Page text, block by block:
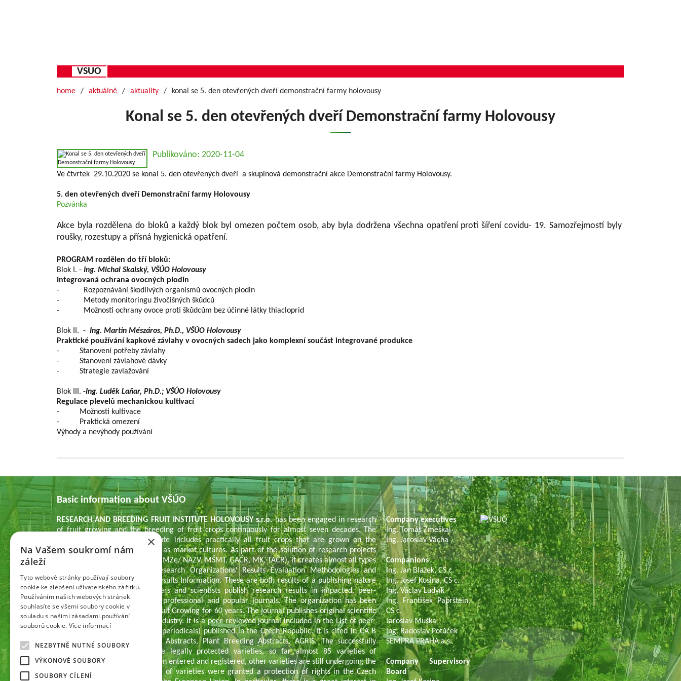
VSUO
home aktuálně aktuality konal se 5. den otevřených dveří demonstrační farmy holovousy
Konal se 5. den otevřených dveří Demonstrační farmy Holovousy
Publikováno: 2020-11-04
Ve čtvrtek 29.10.2020 se konal 5. den otevřených dveří a skupinová demonstrační akce Demonstrační farmy Holovousy.
5. den otevřených dveří Demonstrační farmy Holovousy
Pozvánka
Akce byla rozdělena do bloků a každý blok byl omezen počtem osob, aby byla dodržena všechna opatření proti šíření covidu- 19. Samozřejmostí byly
roušky, rozestupy a přísná hygienická opatření.
PROGRAM rozdělen do tří bloků:
Blok I. - Ing. Michal Skalský, VŠÚO Holovousy
Integrovaná ochrana ovocných plodin
- Rozpoznávání škodlivých organismů ovocných plodin
- Metody monitoringu živočišných škůdců
- Možnosti ochrany ovoce proti škůdcům bez účinné látky thiacloprid
Blok II. - Ing. Martin Mészáros, Ph.D., VŠÚO Holovousy
Praktické používání kapkové závlahy v ovocných sadech jako komplexní součást integrované produkce
- Stanovení potřeby závlahy
- Stanovení závlahové dávky
- Strategie zavlažování
Blok III. -Ing. Luděk Laňar, Ph.D.; VŠÚO Holovousy
Regulace plevelů mechanickou kultivací
- Možnosti kultivace
- Praktická omezení
Výhody a nevýhody používání
Basic information about VŠÚO
RESEARCH AND BREEDING FRUIT INSTITUTE HOLOVOUSY s.r.o.has been engaged in research
of fruit growing and the breeding of fruit crops continuously for almost seven decades. The
research activity of the institute includes practically all fruit crops that are grown on the
territory of the Czech Republic as market cultures. As part of the solution of research projects
supported by various providers (MZe/ NAZV, MŠMT, GAČR, MK, TAČR), it creates almost all types
of outputs defined by the Research Organizations' Results Evaluation Methodologies and
submitted to the Register of Results Information. These are both results of a publishing nature
and applied results. Researchers and scientists publish research results in impacted, peer-
reviewed, as well as in other professional and popular journals. The organization has been
publishing Scientific Work on Fruit Growing for 60 years. The journal publishes original scientific
works from the fruit growing industry. It is a peer-reviewed journal included in the List of peer-
reviewed non-impact journals (periodicals) published in the Czech Republic. It is cited in CA B
Abstracts/Horticultural Science Abstracts, Plant Breeding Abstracts, AGRIS. The successfully
commercialized results include legally protected varieties, so far almost 85 varieties of
individual fruit species have been entered and registered, other varieties are still undergoing the
registration process. A number of varieties were granted a protection of rights in the Czech
Company executives
Ing. Tomáš Zmeškal
Ing. Jaroslav Vácha
Companions
Ing. Jan Blažek, CS c.
Ing. Josef Kosina, CS c.
Ing. Václav Ludvík
Ing. František Paprštein,
CS c.
Jaroslav Muška
Ing. Radoslav Potůček
SEMPRA PRAHA a.s.
Company Supervisory
Board
×
Na Vašem soukromí nám
záleží
Tyto webové stránky používají soubory
cookie ke zlepšení uživatelského zážitku.
Používáním našich webových stránek
souhlasíte se všemi soubory cookie v
souladu s našimi zásadami používání
souborů cookie. Více informací
NEZBYTNĚ NUTNÉ SOUBORY
VÝKONOVÉ SOUBORY
SOUBORY CÍLENÍ